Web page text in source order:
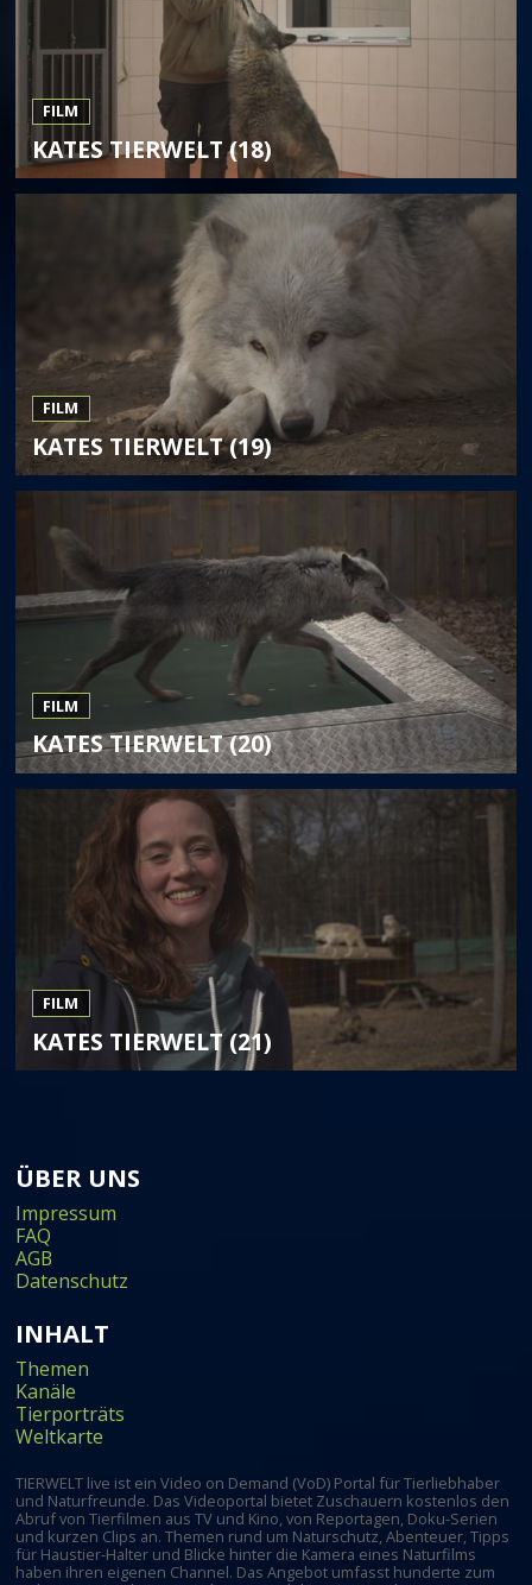
FILM
KATES TIERWELT (18)
FILM
KATES TIERWELT (19)
FILM
KATES TIERWELT (20)
FILM
KATES TIERWELT (21)
ÜBER UNS
Impressum
FAQ
AGB
Datenschutz
INHALT
Themen
Kanäle
Tierporträts
Weltkarte
TIERWELT live ist ein Video on Demand (VoD) Portal für Tierliebhaber
und Naturfreunde. Das Videoportal bietet Zuschauern kostenlos den
Abruf von Tierfilmen aus TV und Kino, von Reportagen, Doku-Serien
und kurzen Clips an. Themen rund um Naturschutz, Abenteuer, Tipps
für Haustier-Halter und Blicke hinter die Kamera eines Naturfilms
haben ihren eigenen Channel. Das Angebot umfasst hunderte zum